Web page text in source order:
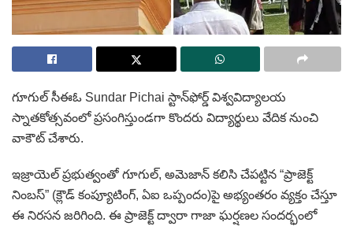
గూగుల్ సీఈఓ Sundar Pichai స్టాన్‌ఫోర్డ్ విశ్వవిద్యాలయ
స్నాతకోత్సవంలో ప్రసంగిస్తుండగా కొందరు విద్యార్థులు వేదిక నుంచి
వాకౌట్ చేశారు.
ఇజ్రాయెల్ ప్రభుత్వంతో గూగుల్, అమెజాన్ కలిసి చేపట్టిన “ప్రాజెక్ట్
నింబస్” (క్లౌడ్ కంప్యూటింగ్, ఏఐ ఒప్పందం)పై అభ్యంతరం వ్యక్తం చేస్తూ
ఈ నిరసన జరిగింది. ఈ ప్రాజెక్ట్ ద్వారా గాజా ఘర్షణల సందర్భంలో